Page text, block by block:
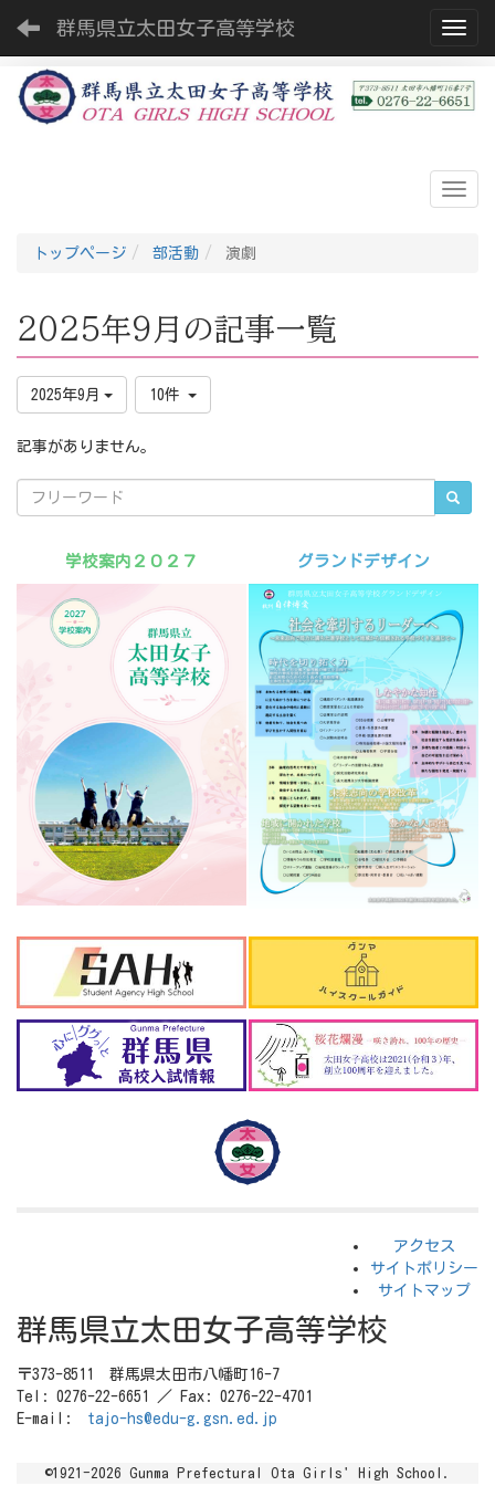
群馬県立太田女子高等学校
トップページ 部活動 演劇
2025年9月の記事一覧
2025年9月 10件
記事がありません。
学校案内２０２７ グランドデザイン
アクセス
サイトポリシー
サイトマップ
群馬県立太田女子高等学校
〒373-8511 群馬県太田市八幡町16-7
Tel: 0276-22-6651 ／ Fax: 0276-22-4701
E-mail: tajo-hs@edu-g.gsn.ed.jp
©1921-2026 Gunma Prefectural Ota Girls' High School.